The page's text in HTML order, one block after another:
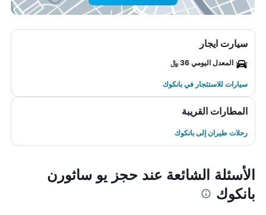
سيارت ايجار
المعدل اليومي 36 ﷼
سيارات للاستئجار في بانكوك
المطارات القريبة
رحلات طيران إلى بانكوك
الأسئلة الشائعة عند حجز يو ساثورن
بانكوك